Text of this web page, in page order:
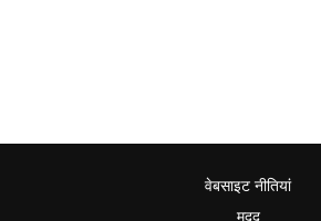
वेबसाइट नीतियां